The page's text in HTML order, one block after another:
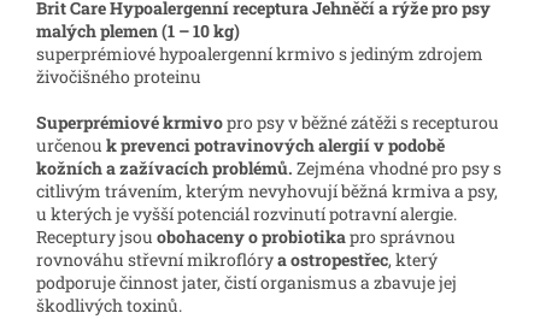
Brit Care Hypoalergenní receptura Jehněčí a rýže pro psy
malých plemen (1 – 10 kg)
superprémiové hypoalergenní krmivo s jediným zdrojem
živočišného proteinu
Superprémiové krmivopro psy v běžné zátěži s recepturou
určenou k prevenci potravinových alergií v podobě
kožních a zažívacích problémů. Zejména vhodné pro psy s
citlivým trávením, kterým nevyhovují běžná krmiva a psy,
u kterých je vyšší potenciál rozvinutí potravní alergie.
Receptury jsou obohaceny o probiotikapro správnou
rovnováhu střevní mikroflórya ostropestřec, který
podporuje činnost jater, čistí organismus a zbavuje jej
škodlivých toxinů.